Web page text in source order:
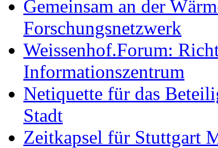
Gemeinsam an der
Forschungsnetzwerk
Weissenhof.Forum:
Informationszentrum
Netiquette für das
Stadt
Zeitkapsel für Stuttgart